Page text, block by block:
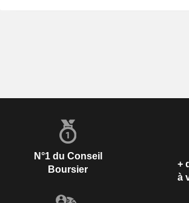
N°1 du Conseil
Boursier
+
à